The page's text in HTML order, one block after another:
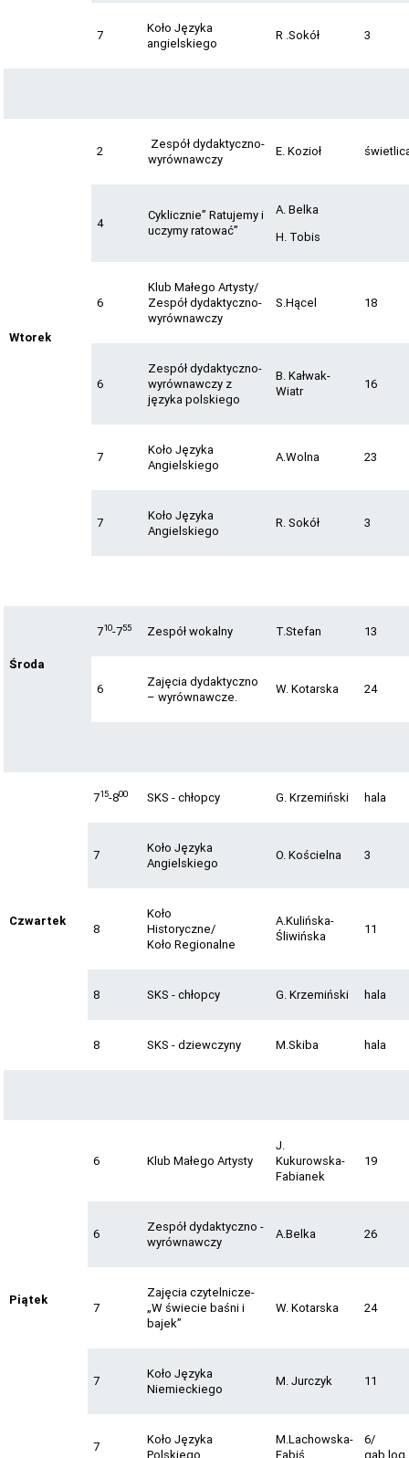
7
Koło Języka
angielskiego
R .Sokół 3
Wtorek
2
Zespół dydaktyczno-
wyrównawczy
E. Kozioł
4
Cyklicznie” Ratujemy i
uczymy ratować”
A. Belka
H. Tobis
6
Klub Małego Artysty/
Zespół dydaktyczno-
wyrównawczy
S.Hącel 18
6
Zespół dydaktyczno-
wyrównawczy z
języka polskiego
B. Kałwak-
Wiatr
16
7
Koło Języka
Angielskiego
A.Wolna 23
7
Koło Języka
Angielskiego
R. Sokół 3
Środa
710-755 Zespół wokalny T.Stefan 13
6
Zajęcia dydaktyczno
– wyrównawcze.
W. Kotarska 24
Czwartek
715-800 SKS - chłopcy G. Krzemiński hala
7
Koło Języka
Angielskiego
O. Kościelna 3
8
Koło
Historyczne/
Koło Regionalne
A.Kulińska-
Śliwińska
11
8 SKS - chłopcy G. Krzemiński hala
8 SKS - dziewczyny M.Skiba hala
Piątek
6 Klub Małego Artysty
J.
Kukurowska-
Fabianek
19
6
Zespół dydaktyczno -
wyrównawczy
A.Belka 26
7
Zajęcia czytelnicze-
„W świecie baśni i
bajek”
W. Kotarska 24
7
Koło Języka
Niemieckiego
M. Jurczyk 11
7
Koło Języka
Polskiego
M.Lachowska-
Fabiś
6/
gab.log.